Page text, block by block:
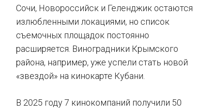
Сочи, Новороссийск и Геленджик остаются
излюбленными локациями, но список
съемочных площадок постоянно
расширяется. Виноградники Крымского
района, например, уже успели стать новой
«звездой» на кинокарте Кубани.
В 2025 году 7 кинокомпаний получили 50